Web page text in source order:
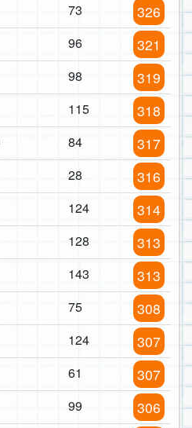
73 326
96 321
98 319
115 318
84 317
28 316
124 314
128 313
143 313
75 308
124 307
61 307
99 306